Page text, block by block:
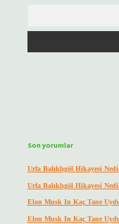
Son yorumlar
Urfa Balıklıgöl Hikayesi
Urfa Balıklıgöl Hikayesi
Elon Musk In Kaç Tane
Elon Musk In Kaç Tane